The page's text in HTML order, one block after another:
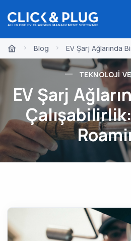
Blog EV Şarj Ağlarında
TEKNOLOJI
EV Şarj